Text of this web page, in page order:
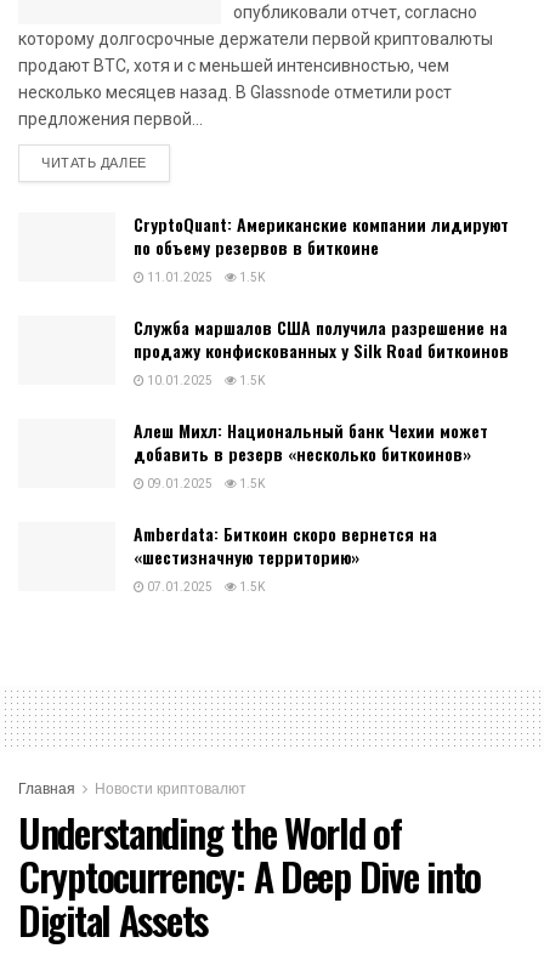
опубликовали отчет, согласно
которому долгосрочные держатели первой криптовалюты
продают BTC, хотя и с меньшей интенсивностью, чем
несколько месяцев назад. В Glassnode отметили рост
предложения первой...
ЧИТАТЬ ДАЛЕЕDETAILS
CryptoQuant: Американские компании лидируют
по объему резервов в биткоине
11.01.2025 1.5K
Служба маршалов США получила разрешение на
продажу конфискованных у Silk Road биткоинов
10.01.2025 1.5K
Алеш Михл: Национальный банк Чехии может
добавить в резерв «несколько биткоинов»
09.01.2025 1.5K
Amberdata: Биткоин скоро вернется на
«шестизначную территорию»
07.01.2025 1.5K
Главная Новости криптовалют
Understanding the World of
Cryptocurrency: A Deep Dive into
Digital Assets